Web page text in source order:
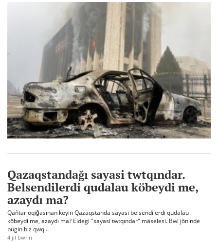
Qazaqstandağı sayasi twtqındar.
Belsendilerdi qudalau köbeydi me,
azaydı ma?
Qañtar oqiğasınan keyin Qazaqstanda sayasi belsendilerdi qudalau
köbeydi me, azaydı ma? Eldegi "sayasi twtqındar" mäselesi. Bwl jöninde
bügin biz qwqı..
4 jıl bwrın